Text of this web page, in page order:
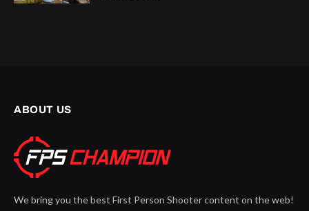
ABOUT US
We bring you the best First Person Shooter content on the web!